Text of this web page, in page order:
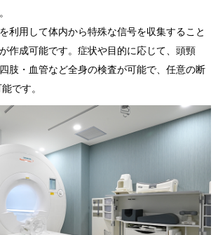
利用して体内から特殊な信号を収集すること
作成可能です。症状や目的に応じて、頭頸
肢・血管など全身の検査が可能で、任意の断
です。